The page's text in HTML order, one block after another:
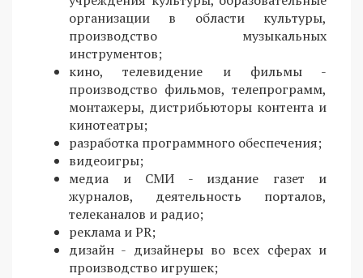
организации в области культуры,
производство музыкальных
инструментов;
кино, телевидение и фильмы -
производство фильмов, телепрограмм,
монтажеры, дистрибьюторы контента и
кинотеатры;
разработка программного обеспечения;
видеоигры;
медиа и СМИ - издание газет и
журналов, деятельность порталов,
телеканалов и радио;
реклама и PR;
дизайн - дизайнеры во всех сферах и
производство игрушек;